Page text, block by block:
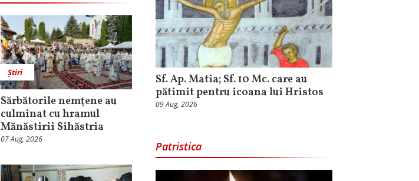
Știri
Sărbătorile nemţene au
culminat cu hramul
Mănăstirii Sihăstria
07 Aug, 2026
Sf. Ap. Matia; Sf. 10 Mc. care au
pătimit pentru icoana lui Hristos
09 Aug, 2026
Patristica